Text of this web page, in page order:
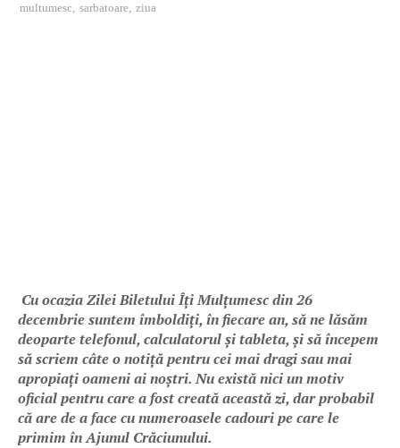
multumesc, sarbatoare, ziua
Cu ocazia Zilei Biletului Îți Mulțumesc din 26
decembrie suntem îmboldiți, în fiecare an, să ne lăsăm
deoparte telefonul, calculatorul și tableta, și să începem
să scriem câte o notiță pentru cei mai dragi sau mai
apropiați oameni ai noștri. Nu există nici un motiv
oficial pentru care a fost creată această zi, dar probabil
că are de a face cu numeroasele cadouri pe care le
primim în Ajunul Crăciunului.